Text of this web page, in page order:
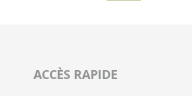
ACCÈS RAPIDE